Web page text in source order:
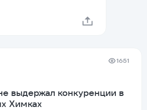
1651
выдержал конкуренции в
Химках